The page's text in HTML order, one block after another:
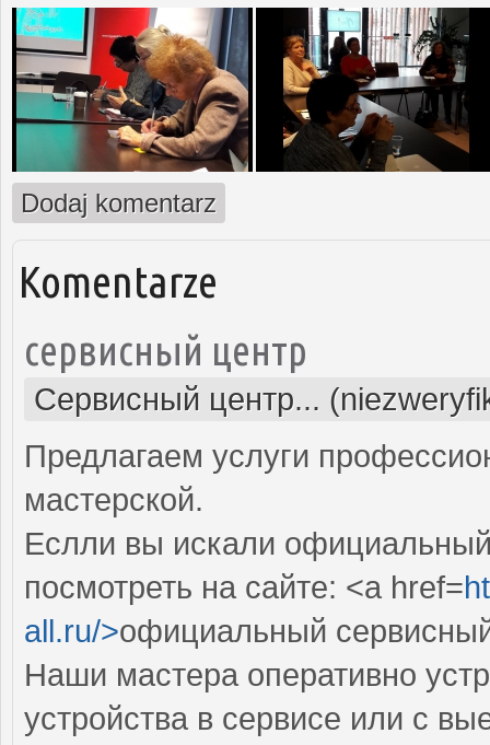
Dodaj komentarz
Komentarze
сервисный центр
Сервисный центр...
Предлагаем услуги
мастерской.
Еслли вы искали
посмотреть на сайте: <a href=
all.ru/>официальный
Наши мастера оперативно
устройства в сервисе или с